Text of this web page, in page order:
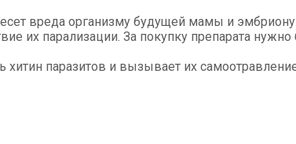
вреда организму будущей мамы и
их парализации. За покупку препарата нужно
паразитов и вызывает их